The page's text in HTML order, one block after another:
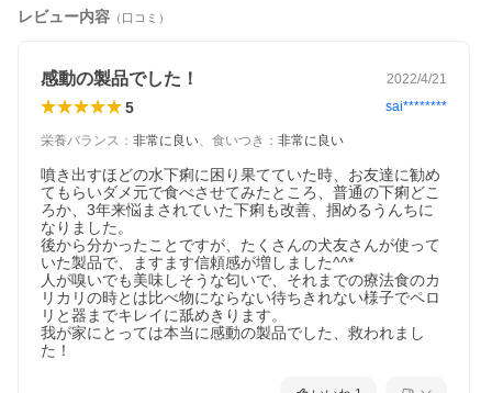
レビュー内容 （口コミ）
感動の製品でした！ 2022/4/21
5 sai********
栄養バランス ： 非常に良い、 食いつき ： 非常に良い
噴き出すほどの水下痢に困り果てていた時、お友達に勧め
てもらいダメ元で食べさせてみたところ、普通の下痢どこ
ろか、3年来悩まされていた下痢も改善、掴めるうんちに
なりました。
後から分かったことですが、たくさんの犬友さんが使って
いた製品で、ますます信頼感が増しました^^*
人が嗅いでも美味しそうな匂いで、それまでの療法食のカ
リカリの時とは比べ物にならない待ちきれない様子でペロ
リと器までキレイに舐めきります。
我が家にとっては本当に感動の製品でした、救われまし
た！